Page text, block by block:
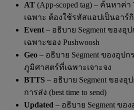
AT (App-scoped tag) – ค้นหาค่
เฉพาะ ต้องใช้รหัสแอปเป็นอาร์
Event – อธิบาย Segment ของอุ
เฉพาะของ Pushwoosh
Geo – อธิบาย Segment ของอุป
ภูมิศาสตร์ที่เฉพาะเจาะจง
BTTS – อธิบาย Segment ของ
การส่ง (best time to send)
Updated – อธิบาย Segment ข